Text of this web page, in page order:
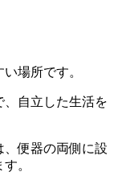
場所です。
、自立した生活を
、便器の両側に設
。